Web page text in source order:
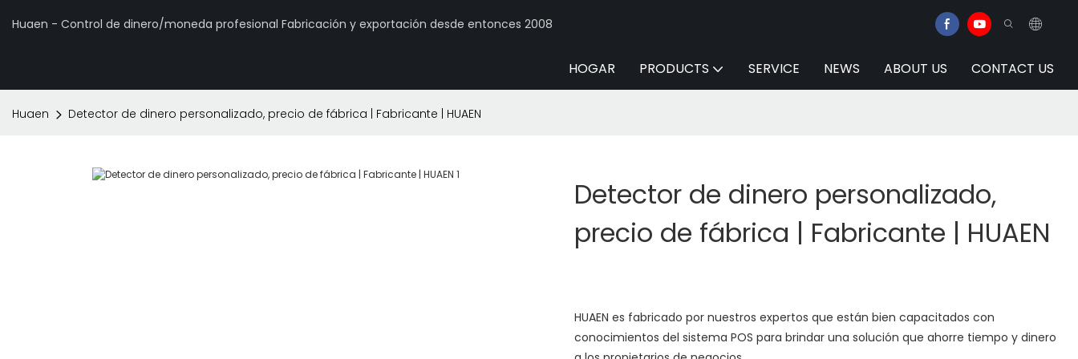
Huaen - Control de dinero/moneda profesional Fabricación y exportación desde entonces 2008
HOGAR PRODUCTS SERVICE NEWS ABOUT US CONTACT US
Huaen Detector de dinero personalizado, precio de fábrica | Fabricante | HUAEN
Detector de dinero personalizado,
precio de fábrica | Fabricante | HUAEN
HUAEN es fabricado por nuestros expertos que están bien capacitados con
conocimientos del sistema POS para brindar una solución que ahorre tiempo y dinero